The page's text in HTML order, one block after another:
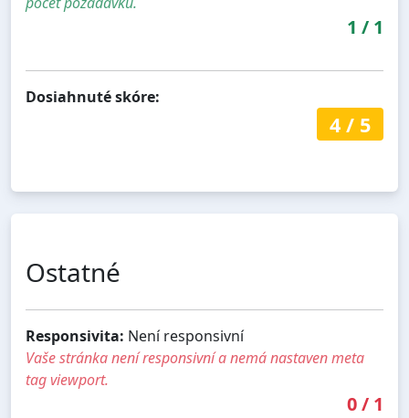
1 / 1
Dosiahnuté skóre:
4/ 5
Ostatné
Responsivita: Není responsivní
Vaše stránka není responsivní a nemá nastaven meta
tag viewport.
0/ 1